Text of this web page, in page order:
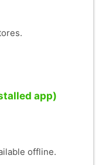
app)
offline.